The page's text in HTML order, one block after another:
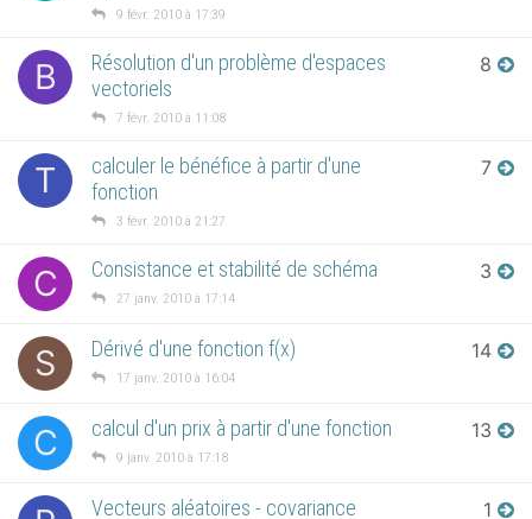
9 févr. 2010 à 17:39
B
Résolution d'un problème d'espaces
vectoriels
7 févr. 2010 à 11:08
8
T
calculer le bénéfice à partir d'une
fonction
3 févr. 2010 à 21:27
7
C Consistance et stabilité de schéma
27 janv. 2010 à 17:14
3
S Dérivé d'une fonction f(x)
17 janv. 2010 à 16:04
14
C calcul d'un prix à partir d'une fonction
9 janv. 2010 à 17:18
13
Vecteurs aléatoires - covariance 1